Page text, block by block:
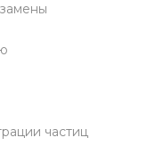
частиц